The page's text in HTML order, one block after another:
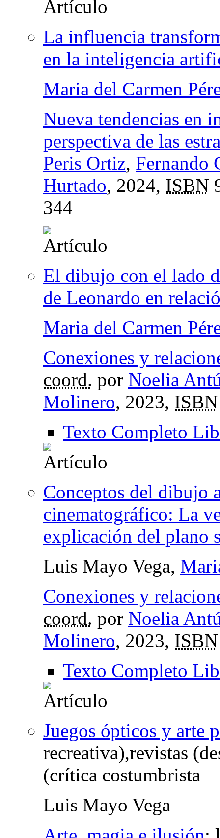
La influencia
en la inteligencia
Maria del Carmen
Nueva tendencias en
perspectiva de las
Peris Ortiz, Fernando
Hurtado, 2024, ISBN
344
El dibujo con el lado
de Leonardo en
Maria del Carmen
Conexiones y
coord. por Noelia
Molinero, 2023, ISBN
Texto Completo
Conceptos del dibujo
cinematográfico: La
explicación del plano
Luis Mayo Vega,
Conexiones y
coord. por Noelia
Molinero, 2023, ISBN
Texto Completo
Juegos ópticos y arte
recreativa),revistas
(crítica costumbrista
Luis Mayo Vega